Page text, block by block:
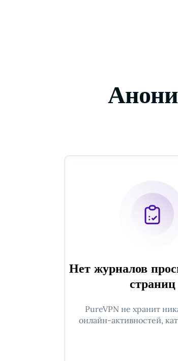
Нет журналов
страниц
PureVPN не хранит
онлайн-активностей,